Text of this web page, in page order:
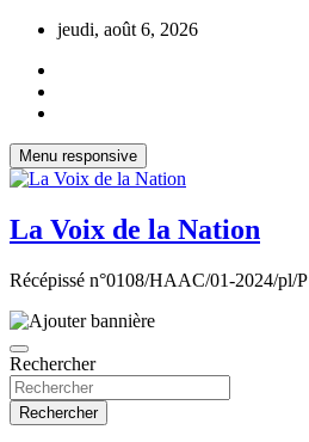
Aller
contenu
jeudi, août 6, 2026
Menu responsive
La Voix de la Nation
Récépissé n°0108/HAAC/01-2024/pl/P
Rechercher
Rechercher